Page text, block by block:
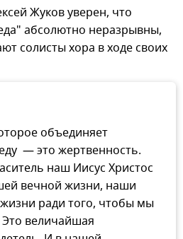
Жуков уверен, что
абсолютно неразрывны,
солисты хора в ходе своих
объединяет
— это жертвенность.
наш Иисус Христос
вечной жизни, наши
ради того, чтобы мы
величайшая